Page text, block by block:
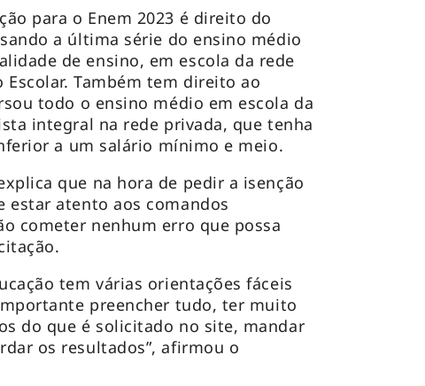
para o Enem 2023 é direito do
a última série do ensino médio
de ensino, em escola da rede
Escolar. Também tem direito ao
todo o ensino médio em escola da
integral na rede privada, que tenha
a um salário mínimo e meio.
que na hora de pedir a isenção
atento aos comandos
cometer nenhum erro que possa
tem várias orientações fáceis
preencher tudo, ter muito
do que é solicitado no site, mandar
os resultados”, afirmou o